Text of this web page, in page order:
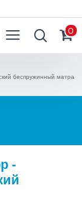
0
беспружинный матра
-